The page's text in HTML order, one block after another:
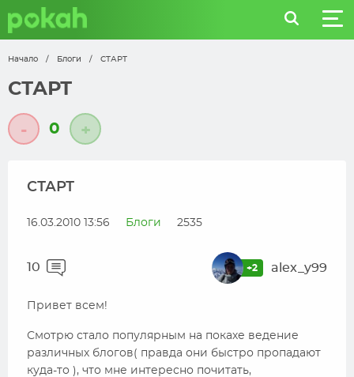
Начало / Блоги / СТАРТ
СТАРТ
- 0 +
СТАРТ
16.03.2010 13:56 Блоги 2535
10 +2 alex_y99
Привет всем!
Смотрю стало популярным на покахе ведение
различных блогов( правда они быстро пропадают
куда-то ), что мне интересно почитать,